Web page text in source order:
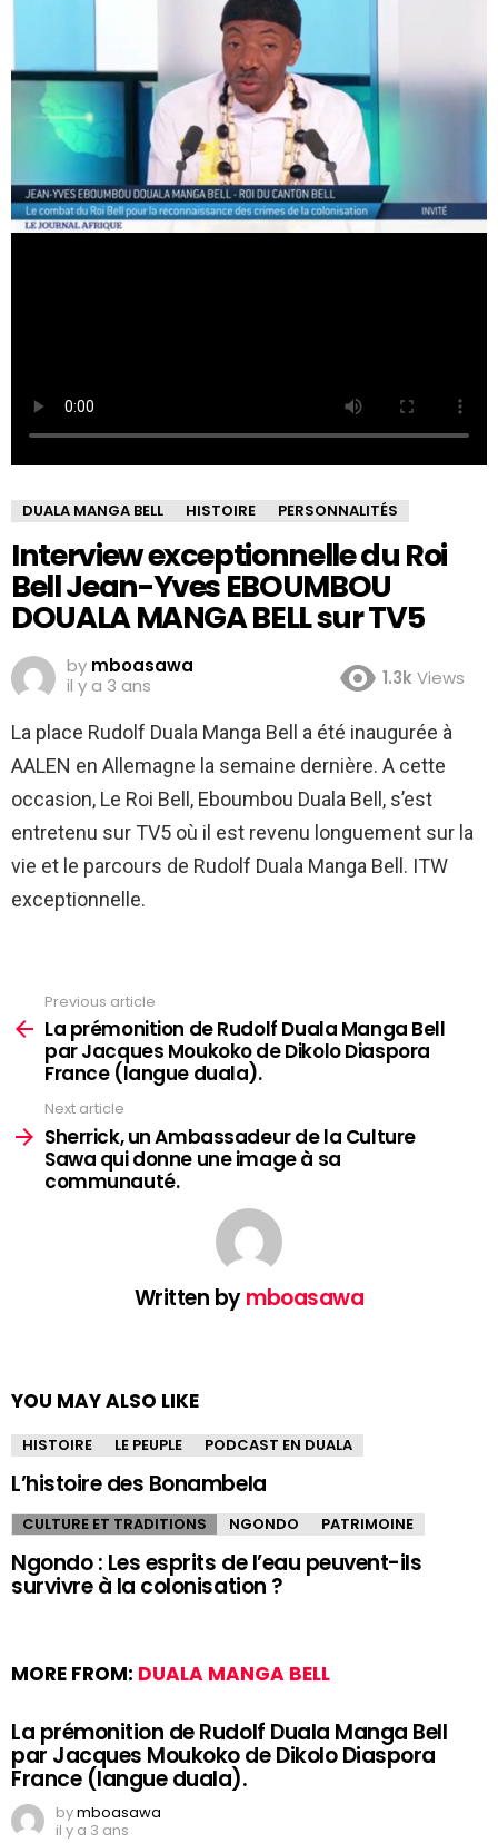
DUALA MANGA BELL HISTOIRE PERSONNALITÉS
Interview exceptionnelle du Roi
Bell Jean-Yves EBOUMBOU
DOUALA MANGA BELL sur TV5
by mboasawa
il y a 3 ans
1.3kViews
La place Rudolf Duala Manga Bell a été inaugurée à
AALEN en Allemagne la semaine dernière. A cette
occasion, Le Roi Bell, Eboumbou Duala Bell, s’est
entretenu sur TV5 où il est revenu longuement sur la
vie et le parcours de Rudolf Duala Manga Bell. ITW
exceptionnelle.
more
Previous article
La prémonition de Rudolf Duala Manga Bell
par Jacques Moukoko de Dikolo Diaspora
France (langue duala).
Next article
Sherrick, un Ambassadeur de la Culture
Sawa qui donne une image à sa
communauté.
Written bymboasawa
YOU MAY ALSO LIKE
HISTOIRE LE PEUPLE PODCAST EN DUALA
L’histoire des Bonambela
CULTURE ET TRADITIONS NGONDO PATRIMOINE
Ngondo : Les esprits de l’eau peuvent-ils
survivre à la colonisation ?
MORE FROM: DUALA MANGA BELL
La prémonition de Rudolf Duala Manga Bell
par Jacques Moukoko de Dikolo Diaspora
France (langue duala).
bymboasawa
il y a 3 ans